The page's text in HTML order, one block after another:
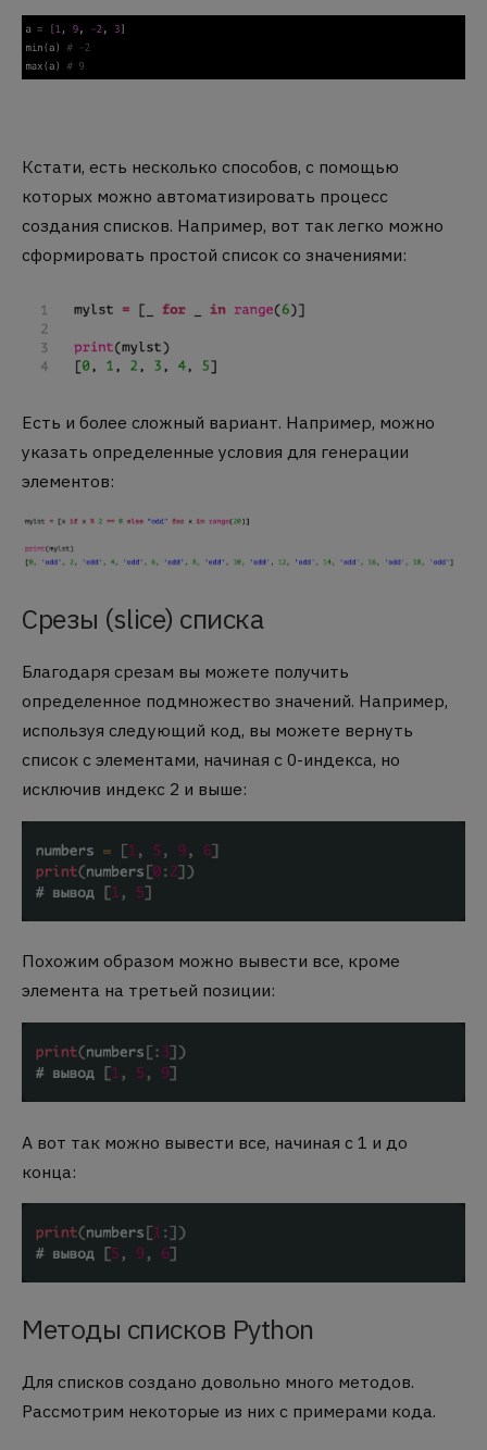
Кстати, есть несколько способов, с помощью
которых можно автоматизировать процесс
создания списков. Например, вот так легко можно
сформировать простой список со значениями:
Есть и более сложный вариант. Например, можно
указать определенные условия для генерации
элементов:
Срезы (slice) списка
Благодаря срезам вы можете получить
определенное подмножество значений. Например,
используя следующий код, вы можете вернуть
список с элементами, начиная с 0-индекса, но
исключив индекс 2 и выше:
Похожим образом можно вывести все, кроме
элемента на третьей позиции:
А вот так можно вывести все, начиная с 1 и до
конца:
Методы списков Python
Для списков создано довольно много методов.
Рассмотрим некоторые из них с примерами кода.